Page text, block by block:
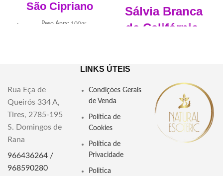
São Cipriano
Peso Aprx: 100gr
Defumadouro São Cipriano.
energia espiritual deste incenso,
conectando-se a São Cipriano
para orientação e proteção.
Energize sua jornada esotérica.
Sálvia Branca
da Califórnia
Tocha de Sálvia Branca da
Califórnia – purifica, protege e
eleva a energia. Limpeza espiritual
profunda para corpo, mente e
ambiente.
Rua Eça de
Queirós 334 A,
Tires, 2785-195
S. Domingos de
Rana
966436264 /
968590280
LINKS ÚTEIS
Condições Gerais
de Venda
Política de
Cookies
Política de
Privacidade
Politica